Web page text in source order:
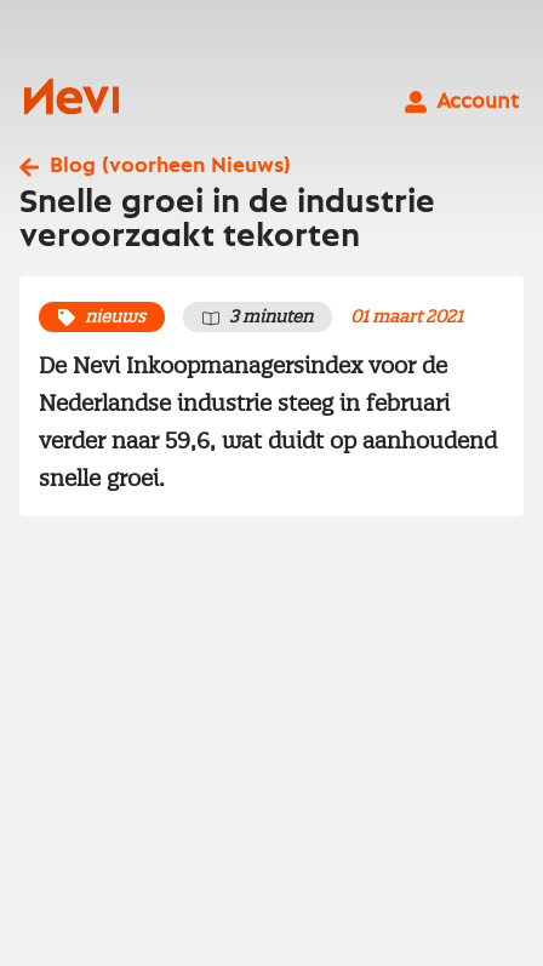
Nevi
Account
Blog (voorheen Nieuws)
Snelle groei in de industrie
veroorzaakt tekorten
nieuws 3 minuten 01 maart 2021
De Nevi Inkoopmanagersindex voor de
Nederlandse industrie steeg in februari
verder naar 59,6, wat duidt op aanhoudend
snelle groei.